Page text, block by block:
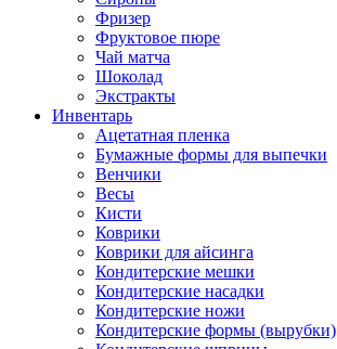
Фризер
Фруктовое пюре
Чай матча
Шоколад
Экстракты
Инвентарь
Ацетатная пленка
Бумажные формы для выпечки
Венчики
Весы
Кисти
Коврики
Коврики для айсинга
Кондитерские мешки
Кондитерские насадки
Кондитерские ножи
Кондитерские формы (вырубки)